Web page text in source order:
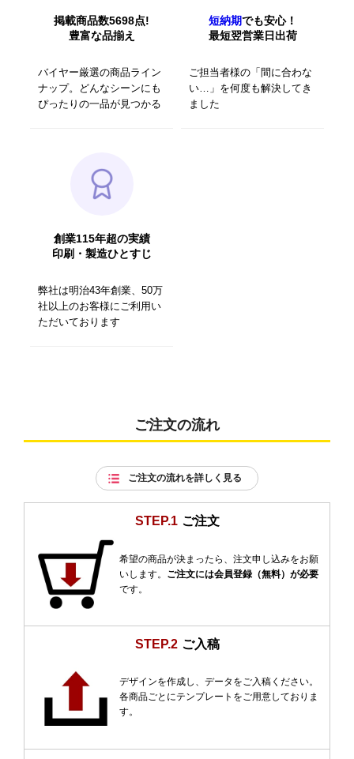
掲載商品数5698点!
豊富な品揃え
バイヤー厳選の商品ライン
ナップ。どんなシーンにも
ぴったりの一品が見つかる
短納期でも安心！
最短翌営業日出荷
ご担当者様の「間に合わな
い…」を何度も解決してき
ました
創業115年超の実績
印刷・製造ひとすじ
弊社は明治43年創業、50万
社以上のお客様にご利用い
ただいております
ご注文の流れ
ご注文の流れを詳しく見る
STEP.1 ご注文
希望の商品が決まったら、注文申し込みをお願
いします。 ご注文には会員登録（無料）が必要
です。
STEP.2 ご入稿
デザインを作成し、データをご入稿ください。
各商品ごとにテンプレートをご用意しておりま
す。